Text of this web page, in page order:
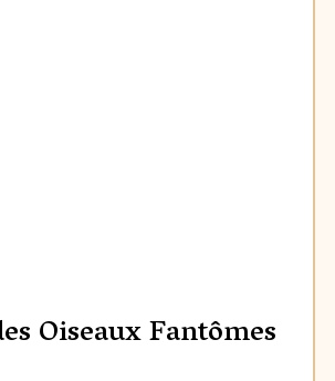
Oiseaux Fantômes